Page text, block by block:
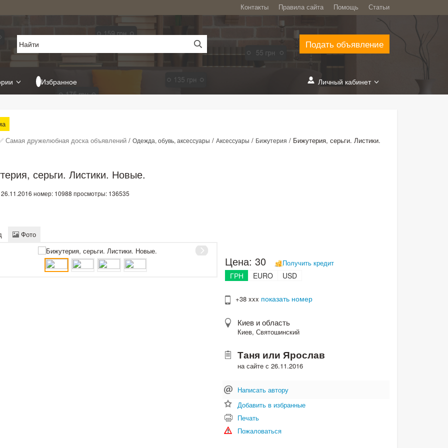
Контакты Правила сайта Помощь Статьи
Подать объявление
Избранное Личный кабинет
Самая дружелюбная доска объявлений / Одежда, обувь, аксессуары / Аксессуары / Бижутерия / Бижутерия, серьги. Листики.
серьги. Листики. Новые.
номер: 10988 просмотры: 136535
Фото
Цена:30 Получить кредит
ГРН EURO USD
+38 xxx показать номер
Киев и область
Киев, Святошинский
Таня или Ярослав
на сайте с 26.11.2016
Написать автору
Добавить в избранные
Печать
Пожаловаться